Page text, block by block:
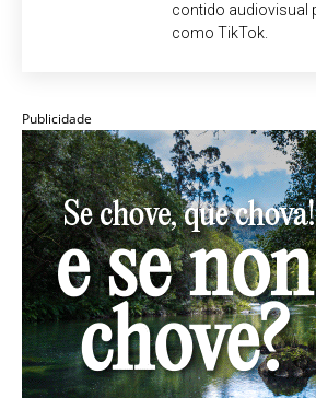
contido audiovisual
como TikTok.
Publicidade